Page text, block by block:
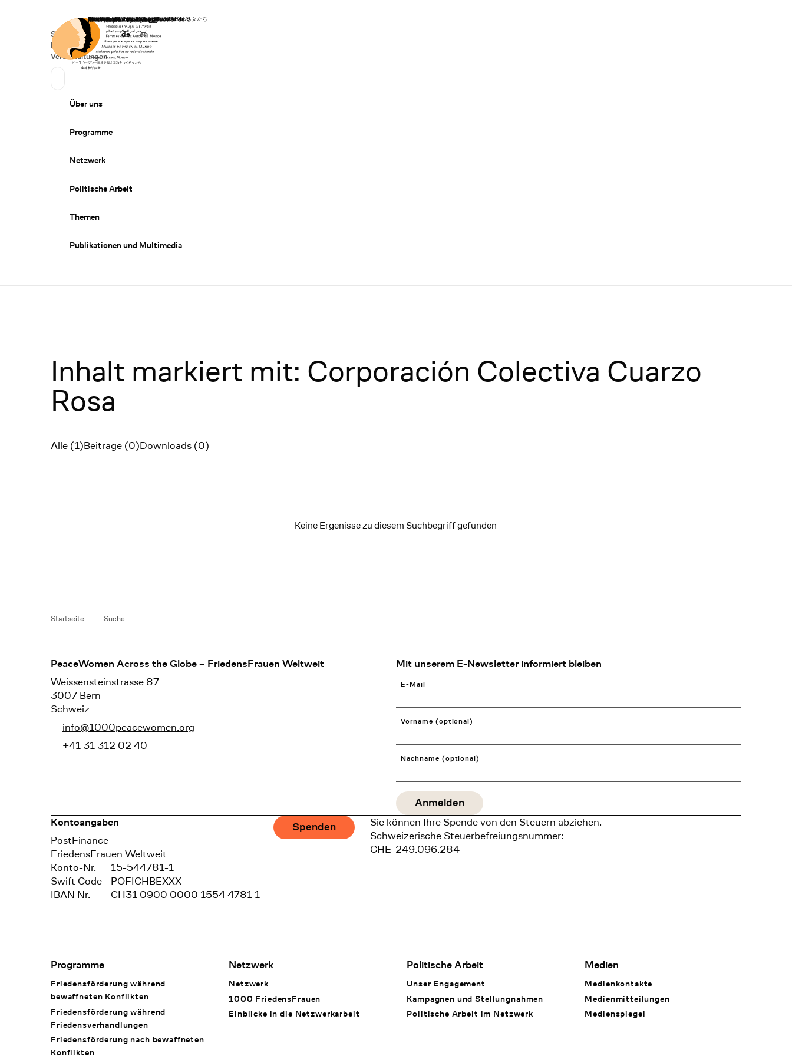
Startseite
Secondary Navigation
Spenden
News
Veranstaltungen
Sprache wechseln
Deutsch
de English
en
Primary Navigation
Über uns
Programme
Netzwerk
Politische Arbeit
Themen
Publikationen und Multimedia
Inhalt markiert mit: Corporación Colectiva Cuarzo
Rosa
Filter
Alle (1)Beiträge (0)Downloads (0)
Keine Ergenisse zu diesem Suchbegriff gefunden
Breadcrumb
Startseite Suche
Footer
PeaceWomen Across the Globe – FriedensFrauen Weltweit
Weissensteinstrasse 87
3007 Bern
Schweiz
info@1000peacewomen.org
+41 31 312 02 40
Mit unserem E-Newsletter informiert bleiben
E-Mail
Vorname (optional)
Nachname (optional)
Kontoangaben
Bank
PostFinance
Recipient
FriedensFrauen Weltweit
Konto-Nr.
15-544781-1
Swift Code
POFICHBEXXX
IBAN Nr.
CH31 0900 0000 1554 4781 1
Spenden
Sie können Ihre Spende von den Steuern abziehen.
Schweizerische Steuerbefreiungsnummer:
CHE-249.096.284
Footer Navigation
Programme
Friedensförderung während
bewaffneten Konflikten
Friedensförderung während
Friedens­verhandlungen
Friedensförderung nach bewaffneten
Konflikten
Netzwerk
Netzwerk
1000 FriedensFrauen
Einblicke in die Netzwerkarbeit
Politische Arbeit
Unser Engagement
Kampagnen und Stellungnahmen
Politische Arbeit im Netzwerk
Medien
Medienkontakte
Medienmitteilungen
Medienspiegel